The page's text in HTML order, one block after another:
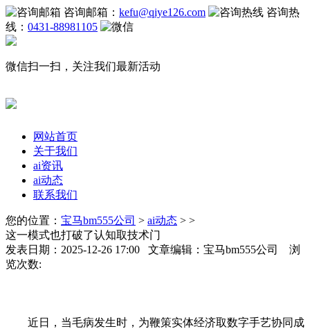
咨询邮箱： kefu@qiye126.com
咨询热
线： 0431-88981105
微信扫一扫，关注我们最新活动
网站首页
关于我们
ai资讯
ai动态
联系我们
您的位置： 宝马bm555公司 > ai动态 > >
这一模式也打破了认知取技术门
发表日期：2025-12-26 17:00 文章编辑：宝马bm555公司 浏
览次数:
近日，当毛病发生时，为鞭策实体经济取数字手艺协同成